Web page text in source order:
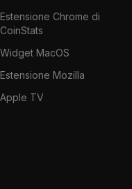
Estensione Chrome di
CoinStats
Widget MacOS
Estensione Mozilla
Apple TV